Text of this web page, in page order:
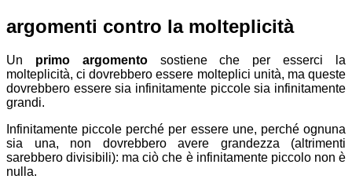
argomenti contro la molteplicità
Un primo argomentosostiene che per esserci la
molteplicità, ci dovrebbero essere molteplici unità, ma queste
dovrebbero essere sia infinitamente piccole sia infinitamente
grandi.
Infinitamente piccole perché per essere une, perché ognuna
sia una, non dovrebbero avere grandezza (altrimenti
sarebbero divisibili): ma ciò che è infinitamente piccolo non è
nulla.